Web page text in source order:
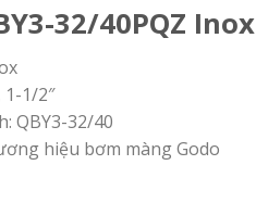
32/40PQZ Inox
1-1/2″
QBY3-32/40
hiệu bơm màng Godo